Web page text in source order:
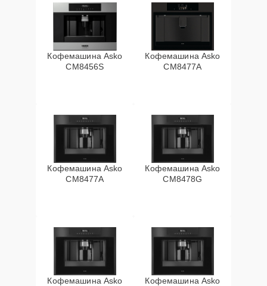
Кофемашина Asko
CM8456S
Кофемашина Asko
CM8477A
Кофемашина Asko
СМ8477А
Кофемашина Asko
CM8478G
Кофемашина Asko
Кофемашина Asko